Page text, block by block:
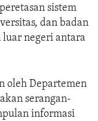
sistem
dan badan
negeri antara
oleh Departemen
serangan-
informasi